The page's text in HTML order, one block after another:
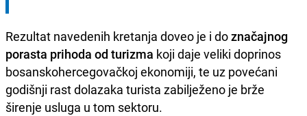
Rezultat navedenih kretanja doveo je i doznačajnog
porasta prihoda od turizma koji daje veliki doprinos
bosanskohercegovačkoj ekonomiji, te uz povećani
godišnji rast dolazaka turista zabilježeno je brže
širenje usluga u tom sektoru.